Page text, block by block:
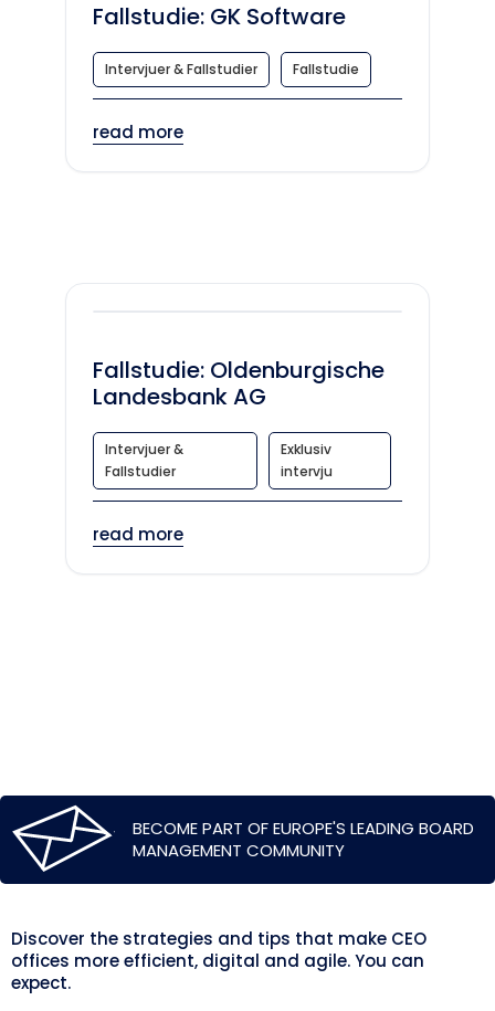
Fallstudie: GK Software
Intervjuer & Fallstudier Fallstudie
read more
Fallstudie: Oldenburgische
Landesbank AG
Intervjuer &
Fallstudier
Exklusiv
intervju
read more
BECOME PART OF EUROPE'S LEADING BOARD
MANAGEMENT COMMUNITY
Discover the strategies and tips that make CEO
offices more efficient, digital and agile. You can
expect.